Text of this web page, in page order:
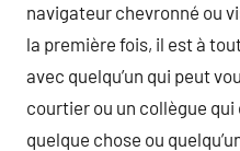
navigateur chevronné ou
la première fois, il est à
avec quelqu’un qui peut
courtier ou un collègue
quelque chose ou